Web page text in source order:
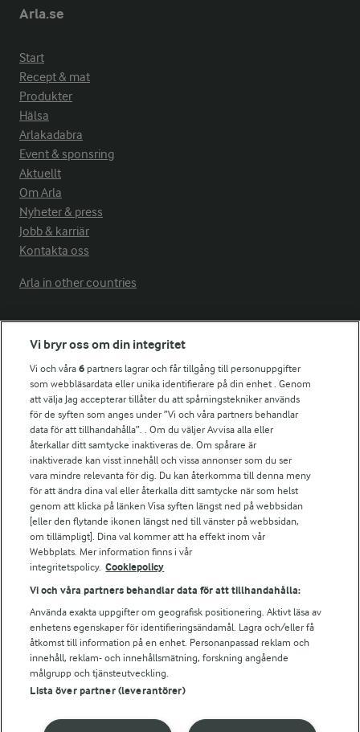
Arla.se
Start
Recept & mat
Produkter
Hälsa
Arlakadabra
Event & sponsring
Aktuellt
Om Arla
Nyheter & press
Jobb & karriär
Kontakta oss
Arla in other countries
Fler Arlasajter
För ägare
Arlas kundportal
Arla.com
Falbygdens Ost
Arla webbshop
Bildbank
Följ oss
© 2026 Arla Foods
Vi bryr oss om din integritet
Vi och våra6 partners lagrar och får tillgång till personuppgifter
som webbläsardata eller unika identifierare på din enhet . Genom
att välja Jag accepterar tillåter du att spårningstekniker används
för de syften som anges under ”Vi och våra partners behandlar
data för att tillhandahålla”. . Om du väljer Avvisa alla eller
återkallar ditt samtycke inaktiveras de. Om spårare är
inaktiverade kan visst innehåll och vissa annonser som du ser
vara mindre relevanta för dig. Du kan återkomma till denna meny
för att ändra dina val eller återkalla ditt samtycke när som helst
genom att klicka på länken Visa syften längst ned på webbsidan
[eller den flytande ikonen längst ned till vänster på webbsidan,
om tillämpligt]. Dina val kommer att ha effekt inom vår
Webbplats. Mer information finns i vår
integritetspolicy. Cookiepolicy
Vi och våra partners behandlar data för att tillhandahålla:
Använda exakta uppgifter om geografisk positionering. Aktivt läsa av
enhetens egenskaper för identifieringsändamål. Lagra och/eller få
åtkomst till information på en enhet. Personanpassad reklam och
innehåll, reklam- och innehållsmätning, forskning angående
målgrupp och tjänsteutveckling.
Lista över partner (leverantörer)